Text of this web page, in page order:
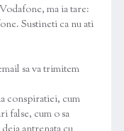
ma ia tare:
Sustineti ca nu ati
sa va trimitem
conspiratiei, cum
false, cum o sa